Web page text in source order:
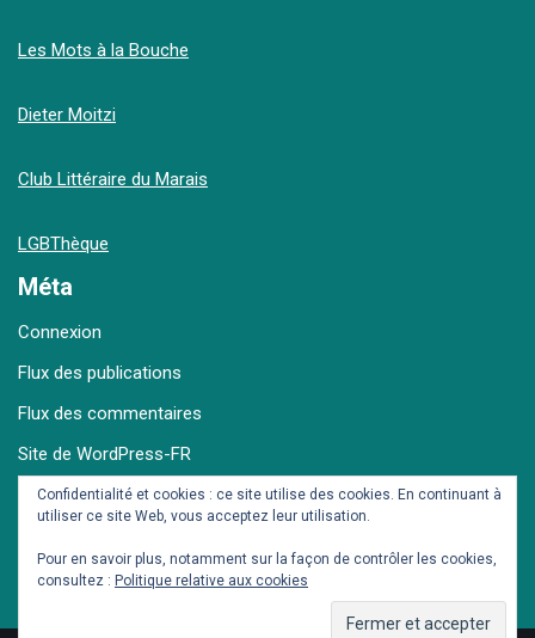
Les Mots à la Bouche
Dieter Moitzi
Club Littéraire du Marais
LGBThèque
Méta
Connexion
Flux des publications
Flux des commentaires
Site de WordPress-FR
Confidentialité et cookies : ce site utilise des cookies. En continuant à
utiliser ce site Web, vous acceptez leur utilisation.
Pour en savoir plus, notamment sur la façon de contrôler les cookies,
consultez : Politique relative aux cookies